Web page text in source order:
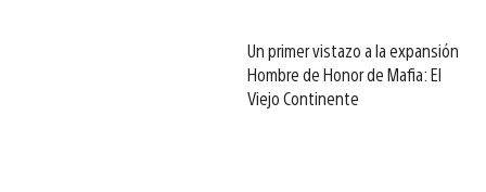
Un primer vistazo a la expansión
Hombre de Honor de Mafia: El
Viejo Continente